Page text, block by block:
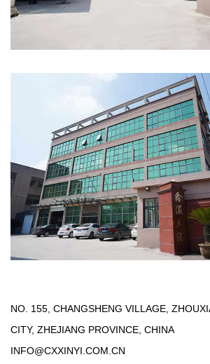
NO. 155, CHANGSHENG VILLAGE,
CITY, ZHEJIANG PROVINCE, CHINA
INFO@CXXINYI.COM.CN